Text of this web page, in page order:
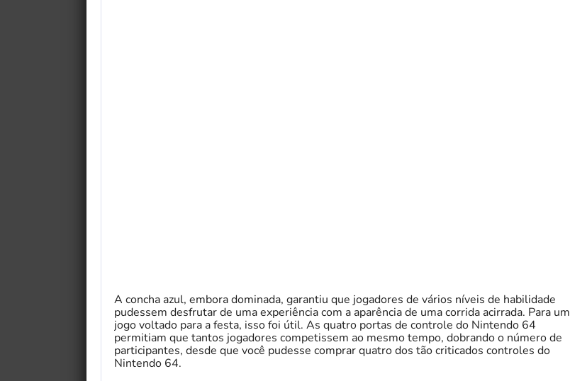
A concha azul, embora dominada, garantiu que jogadores de vários níveis de habilidade
pudessem desfrutar de uma experiência com a aparência de uma corrida acirrada. Para um
jogo voltado para a festa, isso foi útil. As quatro portas de controle do Nintendo 64
permitiam que tantos jogadores competissem ao mesmo tempo, dobrando o número de
participantes, desde que você pudesse comprar quatro dos tão criticados controles do
Nintendo 64.